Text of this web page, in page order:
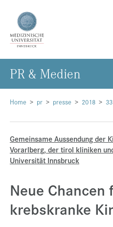
Forschung
Studium & Lehre
Über uns
Internationales
Events
Home pr presse 2018 33
Gemeinsame Aussendung der
Vorarlberg, der tirol kliniken
Universität Innsbruck
Neue Chancen
krebskranke
PR & Me­di­en